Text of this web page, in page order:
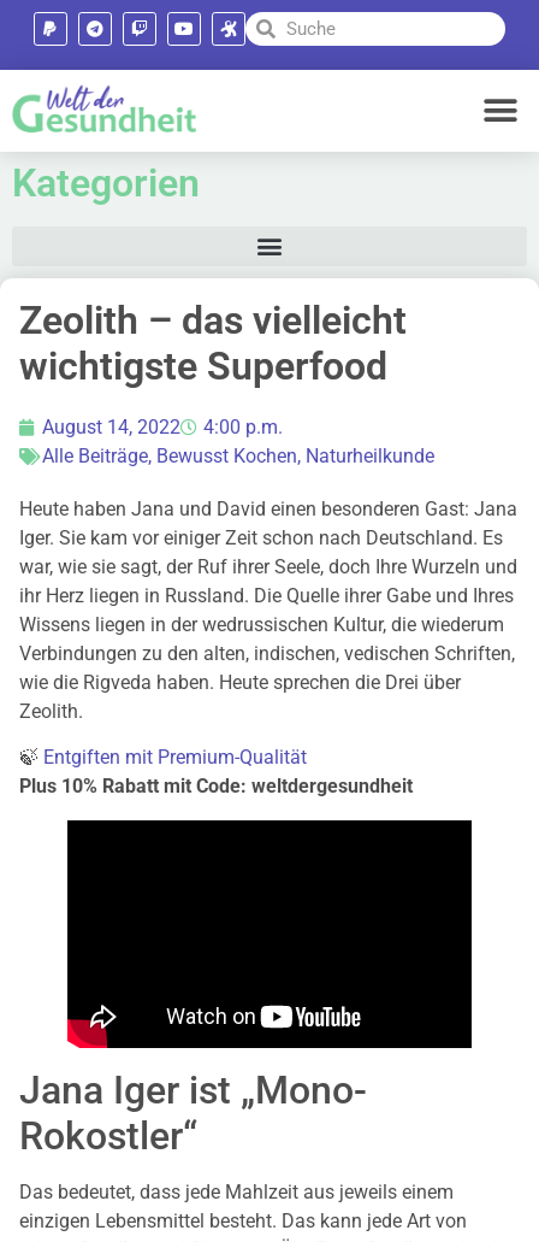
Kategorien
Zeolith – das vielleicht
wichtigste Superfood
August 14, 2022
4:00 p.m.
Alle Beiträge, Bewusst Kochen, Naturheilkunde
Heute haben Jana und David einen besonderen Gast: Jana
Iger. Sie kam vor einiger Zeit schon nach Deutschland. Es
war, wie sie sagt, der Ruf ihrer Seele, doch Ihre Wurzeln und
ihr Herz liegen in Russland. Die Quelle ihrer Gabe und Ihres
Wissens liegen in der wedrussischen Kultur, die wiederum
Verbindungen zu den alten, indischen, vedischen Schriften,
wie die Rigveda haben. Heute sprechen die Drei über
Zeolith.
🍃 Entgiften mit Premium-Qualität
Plus 10% Rabatt mit Code: weltdergesundheit
Jana Iger ist „Mono-
Rokostler“
Das bedeutet, dass jede Mahlzeit aus jeweils einem
einzigen Lebensmittel besteht. Das kann jede Art von